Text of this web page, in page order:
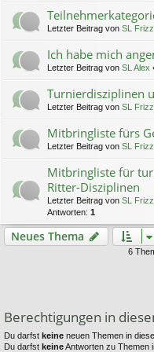
Letzter Beitrag von SL
Ich habe mich
Letzter Beitrag von SL Alex
Turnierdisziplinen
Letzter Beitrag von SL
Mitbringliste fürs
Letzter Beitrag von SL
Mitbringliste für
Ritter-Disziplinen
Letzter Beitrag von SL
Antworten: 1
Neues Thema
6
Berechtigungen in
Du darfst keine neuen Themen in
Du darfst keineAntworten zu Themen